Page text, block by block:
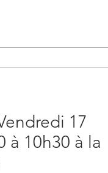
17
à 10h30 à la